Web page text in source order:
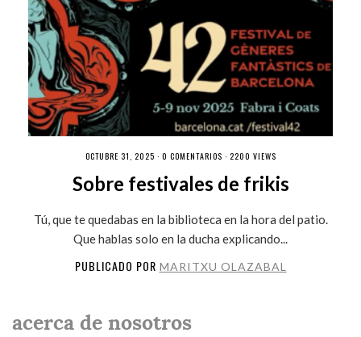
OCTUBRE 31, 2025 · 0 COMENTARIOS · 2200 VIEWS
Sobre festivales de frikis
Tú, que te quedabas en la biblioteca en la hora del patio.
Que hablas solo en la ducha explicando...
PUBLICADO POR MARITXU OLAZABAL
acerca de nosotros